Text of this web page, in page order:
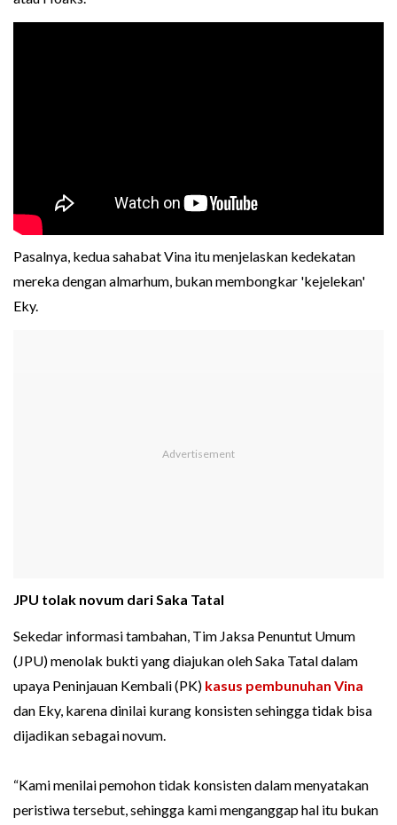
Pasalnya, kedua sahabat Vina itu menjelaskan kedekatan
mereka dengan almarhum, bukan membongkar 'kejelekan'
Eky.
JPU tolak novum dari Saka Tatal
Sekedar informasi tambahan, Tim Jaksa Penuntut Umum
(JPU) menolak bukti yang diajukan oleh Saka Tatal dalam
upaya Peninjauan Kembali (PK) kasus pembunuhan Vina
dan Eky, karena dinilai kurang konsisten sehingga tidak bisa
dijadikan sebagai novum.
“Kami menilai pemohon tidak konsisten dalam menyatakan
peristiwa tersebut, sehingga kami menganggap hal itu bukan